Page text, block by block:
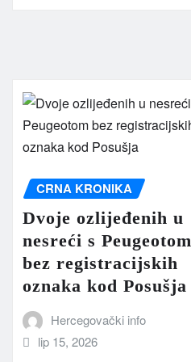
CRNA KRONIKA
Dvoje ozlijeđenih u
nesreći s Peugeotom
bez registracijskih
oznaka kod Posušja
Hercegovački info
lip 15, 2026